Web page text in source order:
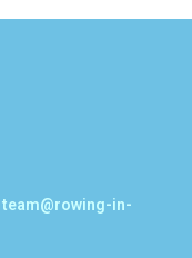
team@rowing-in-